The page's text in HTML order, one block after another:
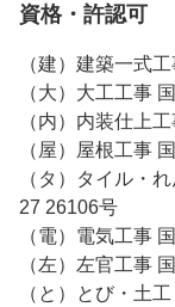
資格・許認可
（建）建築一式
（大）大工工事
（内）内装仕上
（屋）屋根工事
（タ）タイル・
27 26106号
（電）電気工事
（左）左官工事
（と）とび・土